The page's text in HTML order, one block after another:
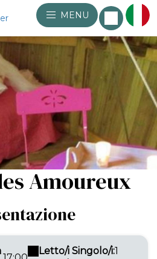
MENU
Amoureux
Letto/i Singolo/i:1